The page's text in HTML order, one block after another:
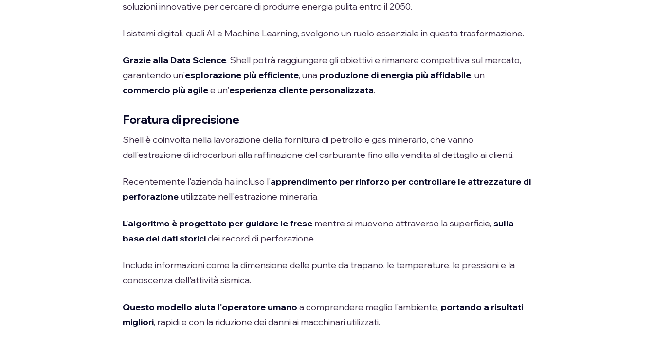
soluzioni innovative per cercare di produrre energia pulita entro il 2050.
I sistemi digitali, quali AI e Machine Learning, svolgono un ruolo essenziale in questa trasformazione.
Grazie alla Data Science, Shell potrà raggiungere gli obiettivi e rimanere competitiva sul mercato,
garantendo un'esplorazione più efficiente, una produzione di energia più affidabile, un
commercio più agilee un'esperienza cliente personalizzata.
Foratura di precisione
Shell è coinvolta nella lavorazione della fornitura di petrolio e gas minerario, che vanno
dall'estrazione di idrocarburi alla raffinazione del carburante fino alla vendita al dettaglio ai clienti.
Recentemente l'azienda ha incluso l'apprendimento per rinforzo per controllare le attrezzature di
perforazioneutilizzate nell'estrazione mineraria.
L'algoritmo è progettato per guidare le frese mentre si muovono attraverso la superficie, sulla
base dei dati storicidei record di perforazione.
Include informazioni come la dimensione delle punte da trapano, le temperature, le pressioni e la
conoscenza dell'attività sismica.
Questo modello aiuta l'operatore umano a comprendere meglio l'ambiente, portando a risultati
migliori, rapidi e con la riduzione dei danni ai macchinari utilizzati.